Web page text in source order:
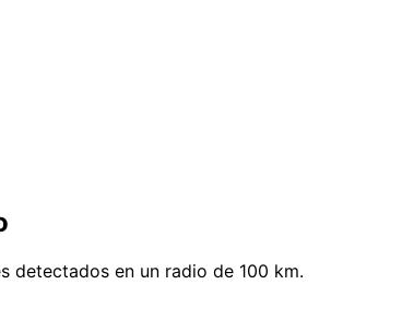
detectados en un radio de 100 km.